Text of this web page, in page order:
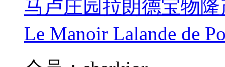
马卢庄园拉朗德宝物隆
Le Manoir Lalande de